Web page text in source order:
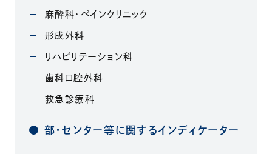
麻酔科・ペインクリニック
形成外科
リハビリテーション科
歯科口腔外科
救急診療科
部・センター等に関するインディケーター